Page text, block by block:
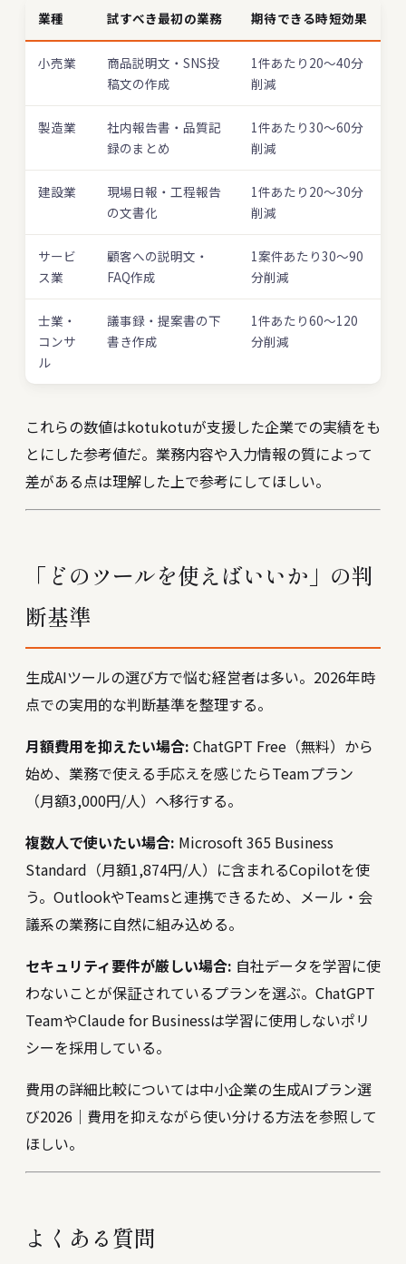
業種 試すべき最初の業務 期待できる時短効果
小売業
商品説明文・SNS投
稿文の作成
1件あたり20〜40分
削減
製造業
社内報告書・品質記
録のまとめ
1件あたり30〜60分
削減
建設業
現場日報・工程報告
の文書化
1件あたり20〜30分
削減
サービ
ス業
顧客への説明文・
FAQ作成
1案件あたり30〜90
分削減
士業・
コンサ
ル
議事録・提案書の下
書き作成
1件あたり60〜120
分削減
これらの数値はkotukotuが支援した企業での実績をも
とにした参考値だ。業務内容や入力情報の質によって
差がある点は理解した上で参考にしてほしい。
「どのツールを使えばいいか」の判
断基準
生成AIツールの選び方で悩む経営者は多い。2026年時
点での実用的な判断基準を整理する。
月額費用を抑えたい場合: ChatGPT Free（無料）から
始め、業務で使える手応えを感じたらTeamプラン
（月額3,000円/人）へ移行する。
複数人で使いたい場合: Microsoft 365 Business
Standard（月額1,874円/人）に含まれるCopilotを使
う。OutlookやTeamsと連携できるため、メール・会
議系の業務に自然に組み込める。
セキュリティ要件が厳しい場合: 自社データを学習に使
わないことが保証されているプランを選ぶ。ChatGPT
TeamやClaude for Businessは学習に使用しないポリ
シーを採用している。
費用の詳細比較については中小企業の生成AIプラン選
び2026｜費用を抑えながら使い分ける方法を参照して
ほしい。
よくある質問